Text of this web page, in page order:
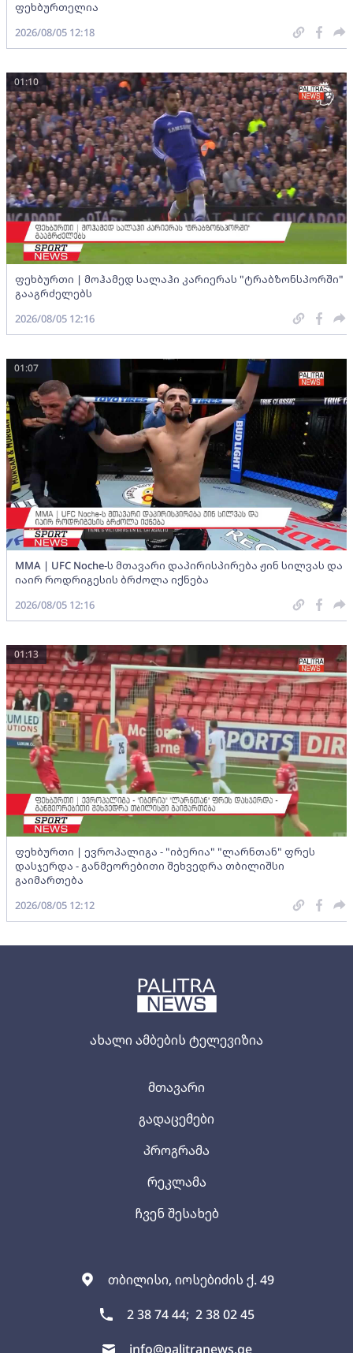
ახალი ამბების ტელევიზია
თბილისი, იოსებიძის ქ. 49
2 38 74 44; 2 38 02 45
info@palitranews.ge
მთავარი
გადაცემები
პროგრამა
რეკლამა
ჩვენ შესახებ
ფეხბურთელია
2026/08/05 12:18
ფეხბურთი | მოჰამედ სალაჰი კარიერას "ტრაბზონსპორში"
გააგრძელებს
01:10
2026/08/05 12:16
MMA | UFC Noche-ს მთავარი დაპირისპირება ჟინ სილვას და
იაირ როდრიგესის ბრძოლა იქნება
01:07
2026/08/05 12:16
ფეხბურთი | ევროპალიგა - "იბერია" "ლარნთან" ფრეს
დასჯერდა - განმეორებითი შეხვედრა თბილიშსი
გაიმართება
01:13
2026/08/05 12:12